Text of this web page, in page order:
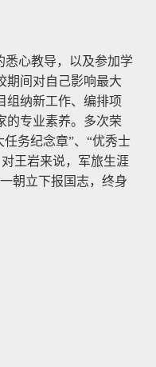
悉心教导，以及参加学
期间对自己影响最大
组纳新工作、编排项
专业素养。 多次荣
任务纪念章”、“优秀士
王岩来说，军旅生涯
朝立下报国志，终身